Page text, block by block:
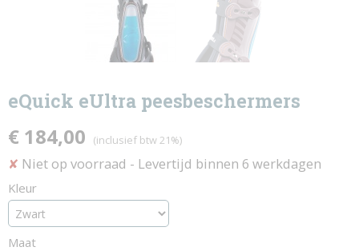
eQuick eUltra peesbeschermers
€ 184,00 (inclusief btw 21%)
✘ Niet op voorraad - Levertijd binnen 6 werkdagen
Kleur
Maat